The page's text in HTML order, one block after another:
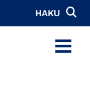
HAKU
MENU